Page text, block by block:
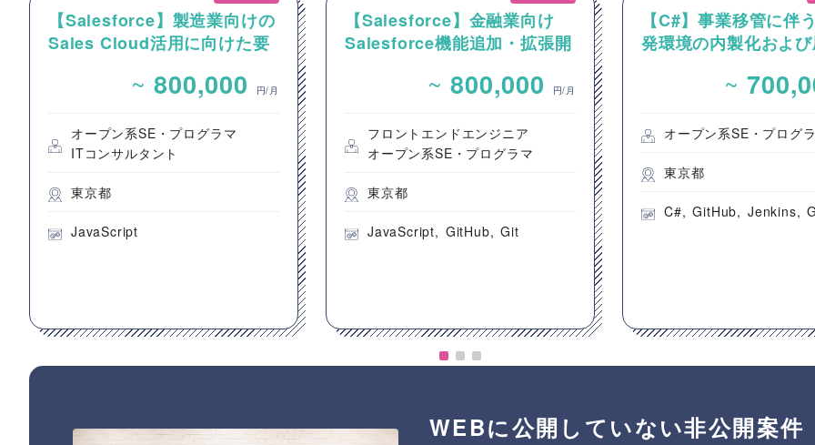
【Salesforce】製造業向けの
Sales Cloud活用に向けた要
~ 800,000 円/月
オープン系SE・プログラマ
ITコンサルタント
東京都
JavaScript
【Salesforce】金融業向け
Salesforce機能追加・拡張開
~ 800,000 円/月
フロントエンドエンジニア
オープン系SE・プログラマ
東京都
JavaScript GitHub Git
【C#】事業移管に伴
発環境の内製化およ
開発要員）~
オープン系SE・プログ
東京都
C# GitHub Jenkins
WEBに公開していない非公開案件